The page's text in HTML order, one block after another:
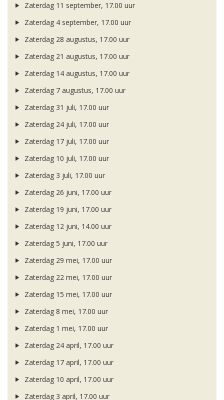
Zaterdag 11 september, 17.00 uur
Zaterdag 4 september, 17.00 uur
Zaterdag 28 augustus, 17.00 uur
Zaterdag 21 augustus, 17.00 uur
Zaterdag 14 augustus, 17.00 uur
Zaterdag 7 augustus, 17.00 uur
Zaterdag 31 juli, 17.00 uur
Zaterdag 24 juli, 17.00 uur
Zaterdag 17 juli, 17.00 uur
Zaterdag 10 juli, 17.00 uur
Zaterdag 3 juli, 17.00 uur
Zaterdag 26 juni, 17.00 uur
Zaterdag 19 juni, 17.00 uur
Zaterdag 12 juni, 14.00 uur
Zaterdag 5 juni, 17.00 uur
Zaterdag 29 mei, 17.00 uur
Zaterdag 22 mei, 17.00 uur
Zaterdag 15 mei, 17.00 uur
Zaterdag 8 mei, 17.00 uur
Zaterdag 1 mei, 17.00 uur
Zaterdag 24 april, 17.00 uur
Zaterdag 17 april, 17.00 uur
Zaterdag 10 april, 17.00 uur
Zaterdag 3 april, 17.00 uur